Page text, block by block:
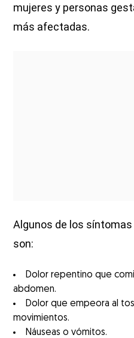
mujeres y personas
más afectadas.
Algunos de los síntomas
son:
Dolor repentino que
abdomen.
Dolor que empeora al
movimientos.
Náuseas o vómitos.